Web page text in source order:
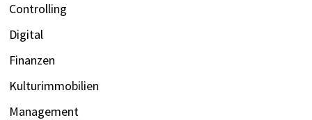
Controlling
Digital
Finanzen
Kulturimmobilien
Management